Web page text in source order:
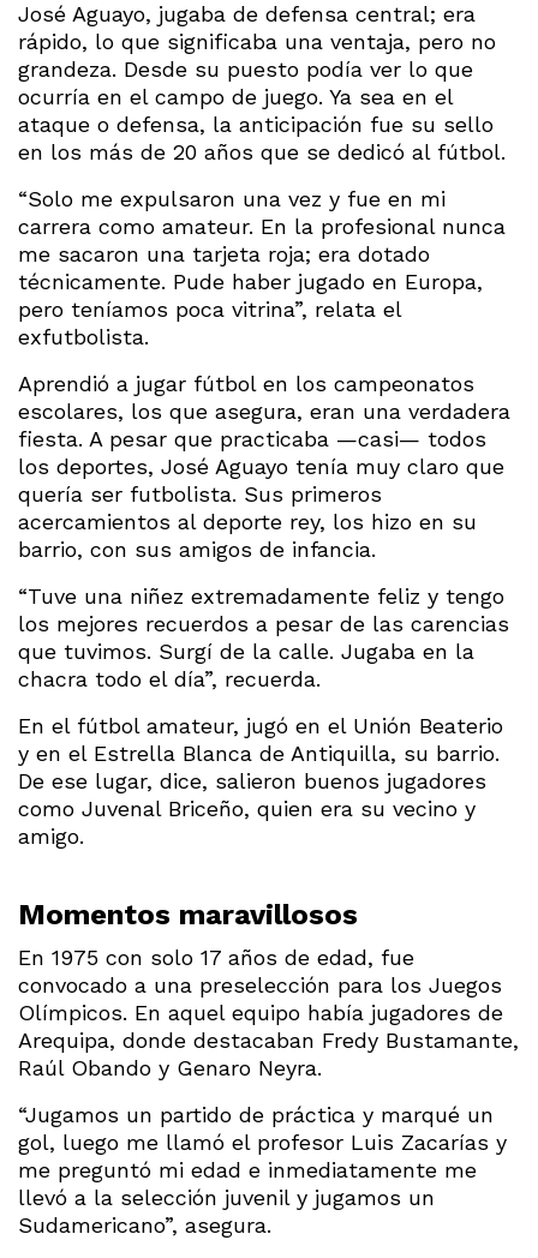
José Aguayo, jugaba de defensa central; era
rápido, lo que significaba una ventaja, pero no
grandeza. Desde su puesto podía ver lo que
ocurría en el campo de juego. Ya sea en el
ataque o defensa, la anticipación fue su sello
en los más de 20 años que se dedicó al fútbol.
“Solo me expulsaron una vez y fue en mi
carrera como amateur. En la profesional nunca
me sacaron una tarjeta roja; era dotado
técnicamente. Pude haber jugado en Europa,
pero teníamos poca vitrina”, relata el
exfutbolista.
Aprendió a jugar fútbol en los campeonatos
escolares, los que asegura, eran una verdadera
fiesta. A pesar que practicaba —casi— todos
los deportes, José Aguayo tenía muy claro que
quería ser futbolista. Sus primeros
acercamientos al deporte rey, los hizo en su
barrio, con sus amigos de infancia.
“Tuve una niñez extremadamente feliz y tengo
los mejores recuerdos a pesar de las carencias
que tuvimos. Surgí de la calle. Jugaba en la
chacra todo el día”, recuerda.
En el fútbol amateur, jugó en el Unión Beaterio
y en el Estrella Blanca de Antiquilla, su barrio.
De ese lugar, dice, salieron buenos jugadores
como Juvenal Briceño, quien era su vecino y
amigo.
Momentos maravillosos
En 1975 con solo 17 años de edad, fue
convocado a una preselección para los Juegos
Olímpicos. En aquel equipo había jugadores de
Arequipa, donde destacaban Fredy Bustamante,
Raúl Obando y Genaro Neyra.
“Jugamos un partido de práctica y marqué un
gol, luego me llamó el profesor Luis Zacarías y
me preguntó mi edad e inmediatamente me
llevó a la selección juvenil y jugamos un
Sudamericano”, asegura.